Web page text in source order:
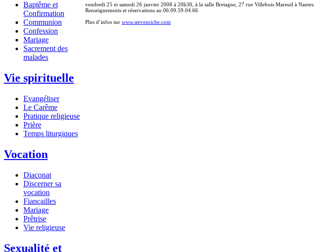
Baptême et
Confirmation
Communion
Confession
Mariage
Sacrement des
malades
Vie spirituelle
Evangéliser
Le Carême
Pratique religieuse
Prière
Temps liturgiques
Vocation
Diaconat
Discerner sa
vocation
Fiançailles
Mariage
Prêtrise
Vie religieuse
Sexualité et
vendredi 25 et samedi 26 janvier 2008 à 20h30, à la salle Bretagne, 27 rue Villebois Mareuil à Nantes.
Renseignements et réservations au 06.09.59.04.66
Plus d’infos sur www.stevenriche.com